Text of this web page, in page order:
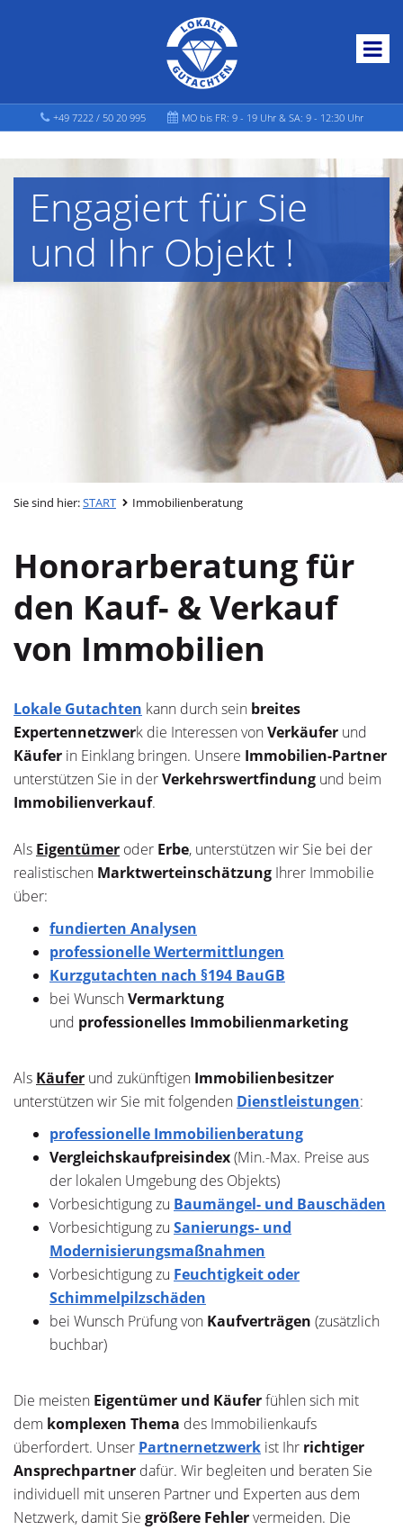
+49 7222 / 50 20 995 MO bis FR: 9 - 19 Uhr & SA: 9 - 12:30 Uhr
Engagiert für Sie
und Ihr Objekt !
Sie sind hier:START Immobilienberatung
Honorarberatung für
den Kauf- & Verkauf
von Immobilien
Lokale Gutachten kann durch sein breites
Expertennetzwerk die Interessen vonVerkäufer und
Käufer in Einklang bringen. Unsere Immobilien-Partner
unterstützen Sie in derVerkehrswertfindung und beim
Immobilienverkauf.
Als Eigentümer oder Erbe, unterstützen wir Sie bei der
realistischen Marktwerteinschätzung Ihrer Immobilie
über:
fundierten Analysen
professionelle Wertermittlungen
Kurzgutachten nach §194 BauGB
bei WunschVermarktung
und professionelles Immobilienmarketing
Als Käufer und zukünftigen Immobilienbesitzer
unterstützen wir Sie mit folgenden Dienstleistungen:
professionelle Immobilienberatung
Vergleichskaufpreisindex(Min.-Max. Preise aus
der lokalen Umgebung des Objekts)
Vorbesichtigung zu Baumängel- und Bauschäden
Vorbesichtigung zu Sanierungs- und
Modernisierungsmaßnahmen
Vorbesichtigung zu Feuchtigkeit oder
Schimmelpilzschäden
bei Wunsch Prüfung von Kaufverträgen (zusätzlich
buchbar)
Die meisten Eigentümer und Käuferfühlen sich mit
dem komplexen Thema des Immobilienkaufs
überfordert. Unser Partnernetzwerk ist Ihr richtiger
Ansprechpartner dafür. Wir begleiten und beraten Sie
individuell mit unseren Partner und Experten aus dem
Netzwerk, damit Sie größere Fehlervermeiden. Die